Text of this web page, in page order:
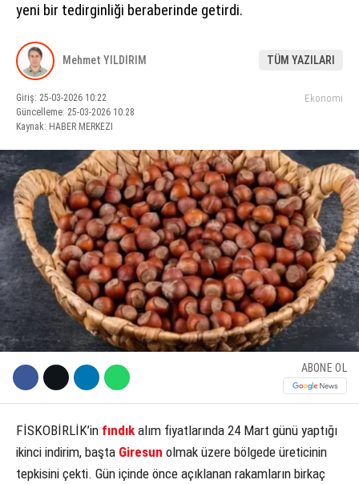
WhatsApp İhbar Hattı
Facebook
Instagram
Youtube
EĞITIM
SAĞLIK
KÜLTÜR SANAT
SERVISLER
yeni bir tedirginliği beraberinde getirdi.
Mehmet YILDIRIM TÜM YAZILARI
Giriş: 25-03-2026 10:22
Güncelleme: 25-03-2026 10:28
Kaynak: HABER MERKEZI
Ekonomi
ABONE OL
FİSKOBİRLİK’in fındık alım fiyatlarında 24 Mart günü yaptığı
ikinci indirim, başta Giresun olmak üzere bölgede üreticinin
tepkisini çekti. Gün içinde önce açıklanan rakamların birkaç